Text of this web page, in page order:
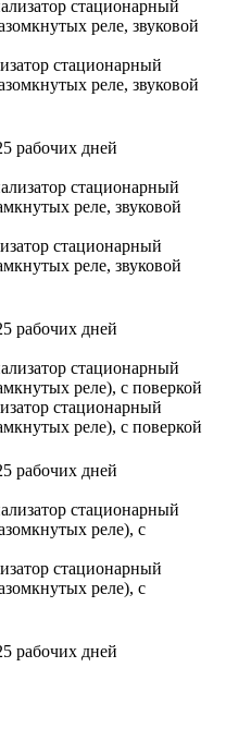
стационарный
реле, звуковой
рабочих дней
стационарный
реле, звуковой
рабочих дней
стационарный
реле), с поверкой
рабочих дней
стационарный
реле), с
рабочих дней